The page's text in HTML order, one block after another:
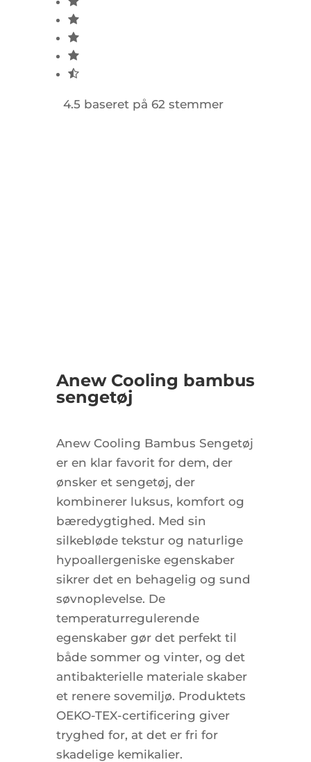
4.5 baseret på 62 stemmer
Anew Cooling bambus
sengetøj
Anew Cooling Bambus Sengetøj
er en klar favorit for dem, der
ønsker et sengetøj, der
kombinerer luksus, komfort og
bæredygtighed. Med sin
silkebløde tekstur og naturlige
hypoallergeniske egenskaber
sikrer det en behagelig og sund
søvnoplevelse. De
temperaturregulerende
egenskaber gør det perfekt til
både sommer og vinter, og det
antibakterielle materiale skaber
et renere sovemiljø. Produktets
OEKO-TEX-certificering giver
tryghed for, at det er fri for
skadelige kemikalier.